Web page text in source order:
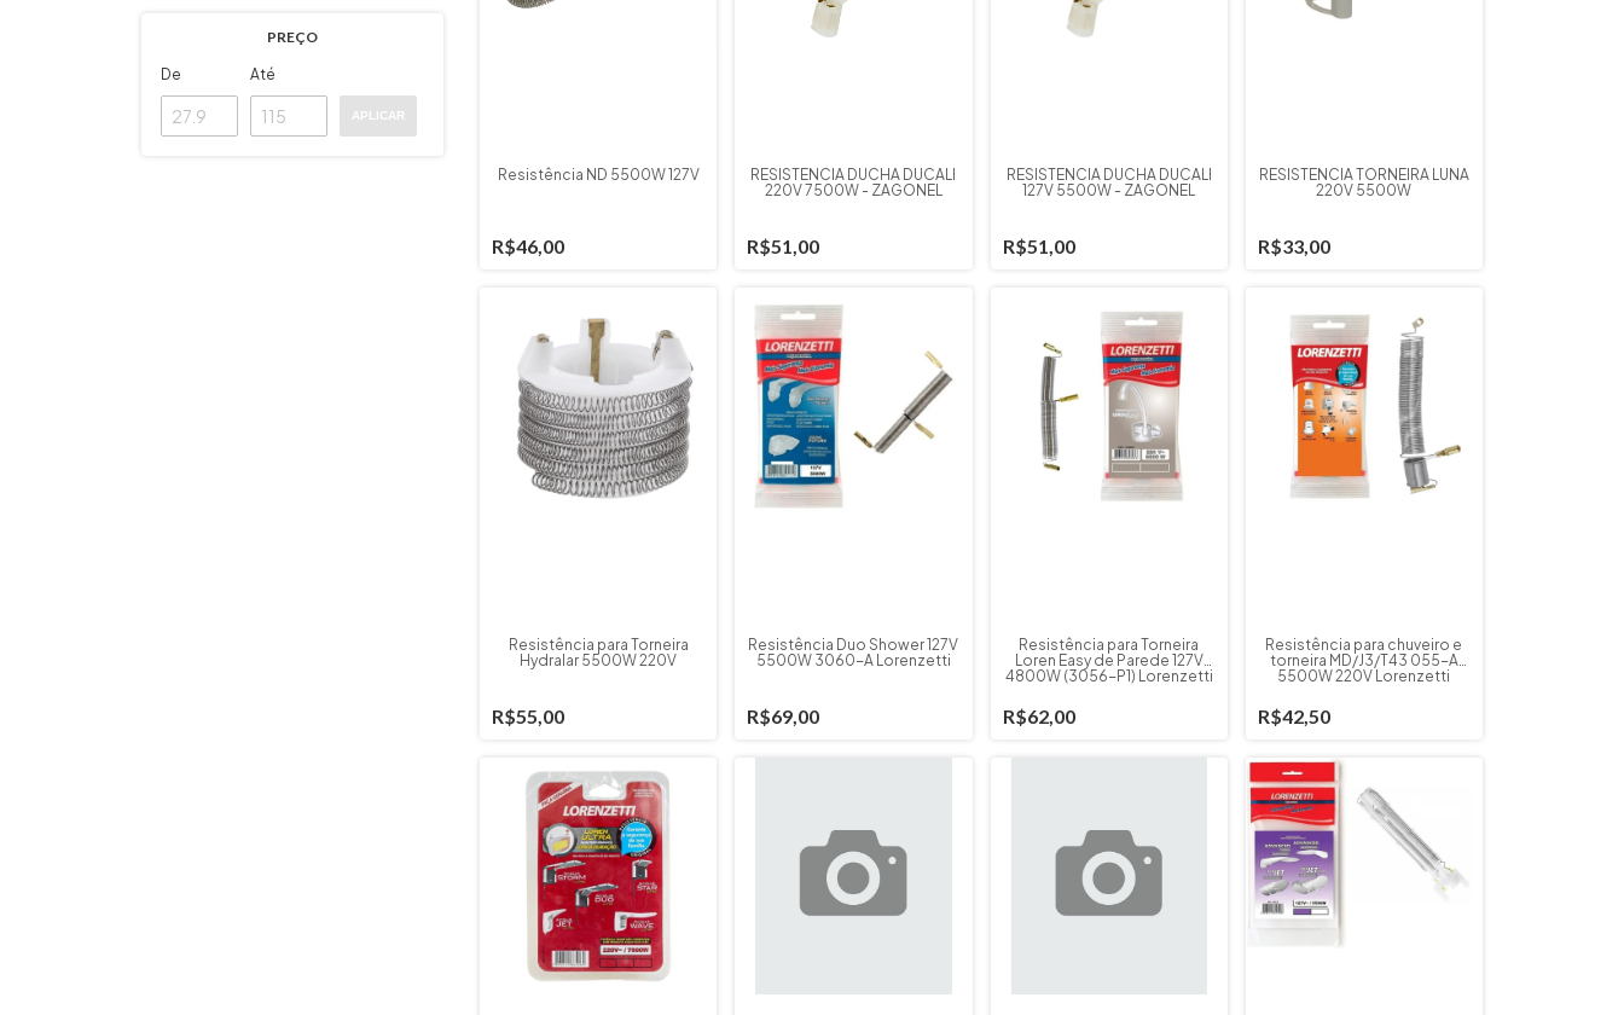
PREÇO
De Até
APLICAR
Resistência ND 5500W 127V
R$46,00
RESISTENCIA DUCHA DUCALI
220V 7500W - ZAGONEL
R$51,00
RESISTENCIA DUCHA DUCALI
127V 5500W - ZAGONEL
R$51,00
RESISTENCIA TORNEIRA LUNA
220V 5500W
R$33,00
Resistência para Torneira
Hydralar 5500W 220V
R$55,00
Resistência Duo Shower 127V
5500W 3060-A Lorenzetti
R$69,00
Resistência para Torneira
Loren Easy de Parede 127V
4800W (3056-P1) Lorenzetti
R$62,00
Resistência para chuveiro e
torneira MD/J3/T43 055-A
5500W 220V Lorenzetti
R$42,50